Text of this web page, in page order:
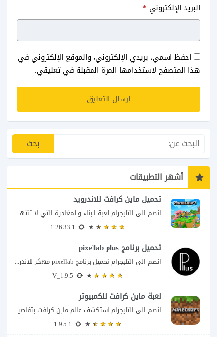
البريد الإلكتروني *
احفظ اسمي، بريدي الإلكتروني، والموقع الإلكتروني في
هذا المتصفح لاستخدامها المرة المقبلة في تعليقي.
أشهر التطبيقات
تحميل ماين كرافت للاندرويد
انضم الى التليجرام لعبة البناء والمغامرة التي لا تنتهي Minecraft إذا كنت تبحث عن...
تحميل برنامج pixellab plus
انضم الى التليجرام تحميل برنامج pixellab مهكر للاندرويد يعتبر تطبيق بيكسلاب من اشهر تطبيقات...
لعبة ماين كرافت للكمبيوتر
انضم الى التليجرام استكشف عالم ماين كرافت بتفاصيل مذهلة 🌟 هل أنت مستعد لمغامرة...